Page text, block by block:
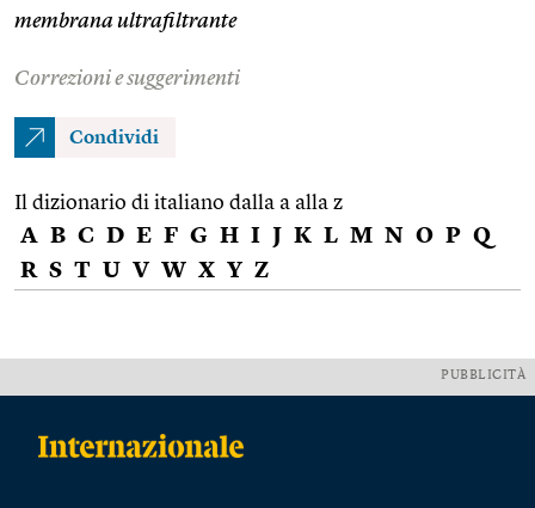
membrana ultrafiltrante
Correzioni e suggerimenti
Condividi
Il dizionario di italiano dalla a alla z
A B C D E F G H I J K L M N O P Q
R S T U V W X Y Z
PUBBLICITÀ